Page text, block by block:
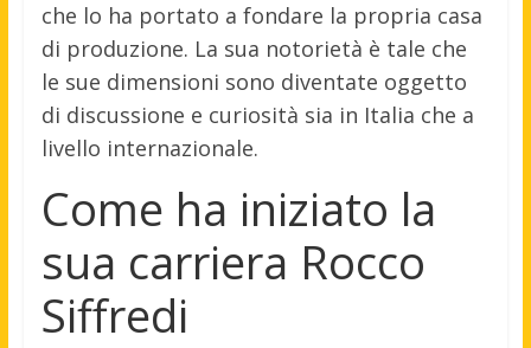
che lo ha portato a fondare la propria casa
di produzione. La sua notorietà è tale che
le sue dimensioni sono diventate oggetto
di discussione e curiosità sia in Italia che a
livello internazionale.
Come ha iniziato la
sua carriera Rocco
Siffredi